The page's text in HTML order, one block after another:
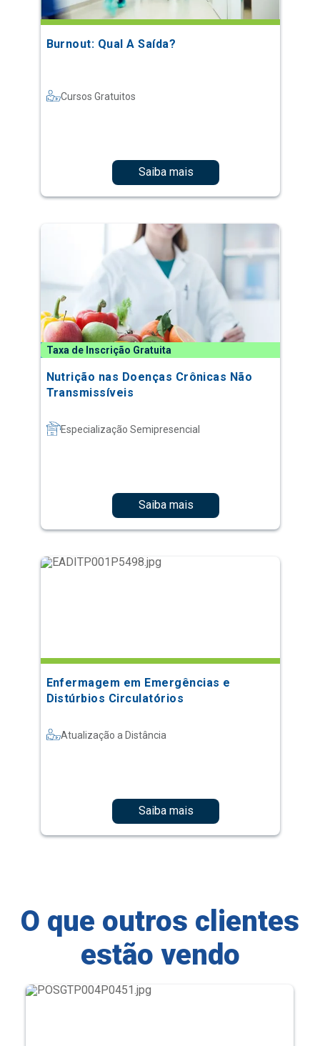
Burnout: Qual A Saída?
Cursos Gratuitos
Saiba mais
Taxa de Inscrição Gratuita
Nutrição nas Doenças Crônicas Não
Transmissíveis
Especialização Semipresencial
Saiba mais
Enfermagem em Emergências e
Distúrbios Circulatórios
Atualização a Distância
Saiba mais
O que outros clientes
estão vendo